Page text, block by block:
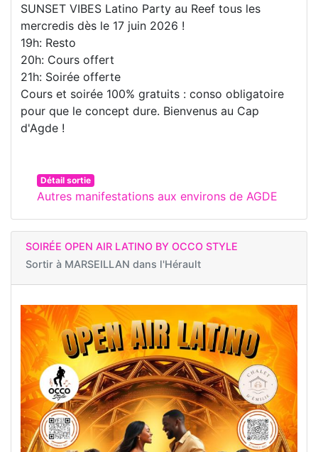
SUNSET VIBES Latino Party au Reef tous les
mercredis dès le 17 juin 2026 !
19h: Resto
20h: Cours offert
21h: Soirée offerte
Cours et soirée 100% gratuits : conso obligatoire
pour que le concept dure. Bienvenus au Cap
d'Agde !
Détail sortie
Autres manifestations aux environs de AGDE
SOIRÉE OPEN AIR LATINO BY OCCO STYLE
Sortir à MARSEILLAN dans l'Hérault